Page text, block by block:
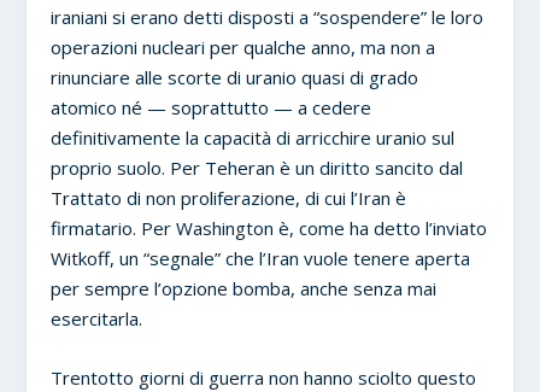
iraniani si erano detti disposti a “sospendere” le loro
operazioni nucleari per qualche anno, ma non a
rinunciare alle scorte di uranio quasi di grado
atomico né — soprattutto — a cedere
definitivamente la capacità di arricchire uranio sul
proprio suolo. Per Teheran è un diritto sancito dal
Trattato di non proliferazione, di cui l’Iran è
firmatario. Per Washington è, come ha detto l’inviato
Witkoff, un “segnale” che l’Iran vuole tenere aperta
per sempre l’opzione bomba, anche senza mai
esercitarla.
Trentotto giorni di guerra non hanno sciolto questo